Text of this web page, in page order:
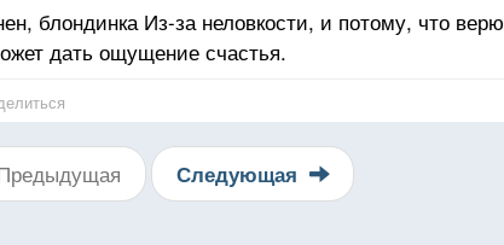
блондинка Из-за неловкости, и потому, что верю
дать ощущение счастья.
Следующая